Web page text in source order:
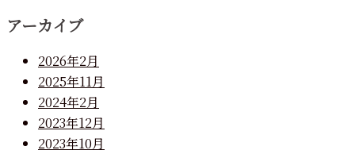
アーカイブ
2026年2月
2025年11月
2024年2月
2023年12月
2023年10月